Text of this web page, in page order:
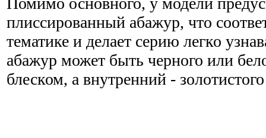
плиссированный абажур, что
тематике и делает серию легко
абажур может быть черного или
блеском, а внутренний -